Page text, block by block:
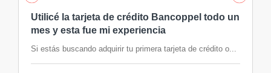
Utilicé la tarjeta de crédito Bancoppel todo un
mes y esta fue mi experiencia
Si estás buscando adquirir tu primera tarjeta de crédito o...